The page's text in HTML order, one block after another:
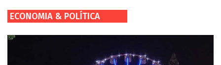
ECONOMIA & POLÍTICA